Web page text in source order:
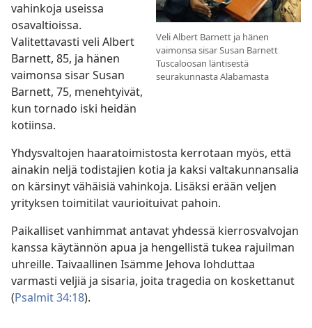
Veli Albert Barnett ja hänen
vaimonsa sisar Susan Barnett
Tuscaloosan läntisestä
seurakunnasta Alabamasta
vahinkoja useissa
osavaltioissa.
Valitettavasti veli Albert
Barnett, 85, ja hänen
vaimonsa sisar Susan
Barnett, 75, menehtyivät,
kun tornado iski heidän
kotiinsa.
Yhdysvaltojen haaratoimistosta kerrotaan myös, että
ainakin neljä todistajien kotia ja kaksi valtakunnansalia
on kärsinyt vähäisiä vahinkoja. Lisäksi erään veljen
yrityksen toimitilat vaurioituivat pahoin.
Paikalliset vanhimmat antavat yhdessä kierrosvalvojan
kanssa käytännön apua ja hengellistä tukea rajuilman
uhreille. Taivaallinen Isämme Jehova lohduttaa
varmasti veljiä ja sisaria, joita tragedia on koskettanut
(Psalmit 34:18).